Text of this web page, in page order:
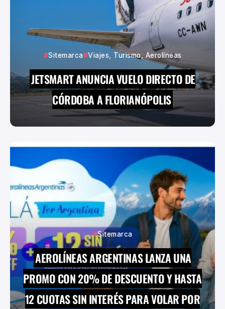
Sitemarca Viajes, Turismo, Aerolíneas
JETSMART ANUNCIA VUELO DIRECTO DE
CÓRDOBA A FLORIANÓPOLIS
Sitemarca
AEROLÍNEAS ARGENTINAS LANZA UNA
PROMO CON 20% DE DESCUENTO Y HASTA
12 CUOTAS SIN INTERÉS PARA VOLAR POR